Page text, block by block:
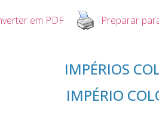
em PDF
Preparar
IMPÉRIOS
IMPÉRIO